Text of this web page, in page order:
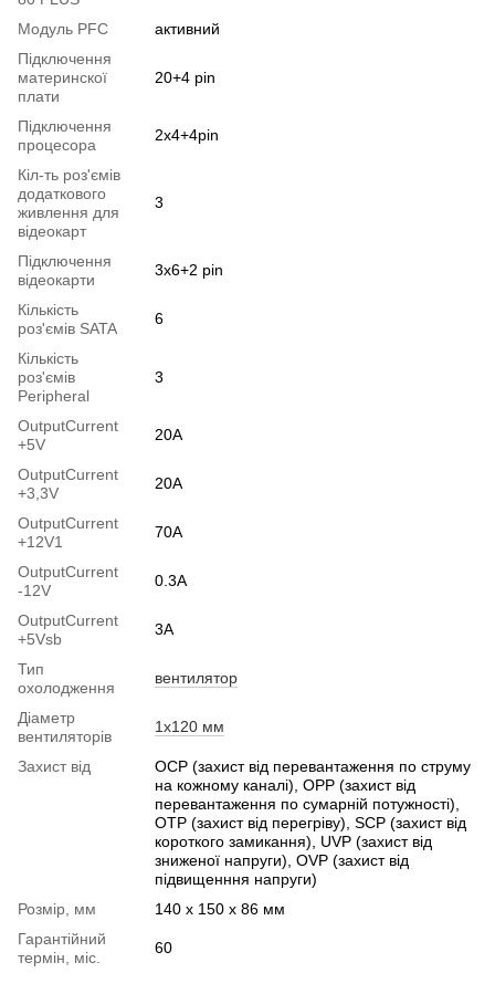
Модуль PFC
активний
Підключення
материнскої
плати
20+4 pin
Підключення
процесора
2x4+4pin
Кіл-ть роз'ємів
додаткового
живлення для
відеокарт
3
Підключення
відеокарти
3x6+2 pin
Кількість
роз'ємів SATA
6
Кількість
роз'ємів
Peripheral
3
OutputСurrent
+5V
20A
OutputСurrent
+3,3V
20A
OutputCurrent
+12V1
70A
OutputСurrent
-12V
0.3А
OutputСurrent
+5Vsb
3А
Тип
охолодження
вентилятор
Діаметр
вентиляторів
1x120 мм
Захист від
OCP (захист від перевантаження по струму
на кожному каналі), OPP (захист від
перевантаження по сумарній потужності),
OTP (захист від перегріву), SCP (захист від
короткого замикання), UVP (захист від
зниженої напруги), OVP (захист від
підвищенння напруги)
Розмір, мм
140 x 150 x 86 мм
Гарантійний
термін, міс.
60